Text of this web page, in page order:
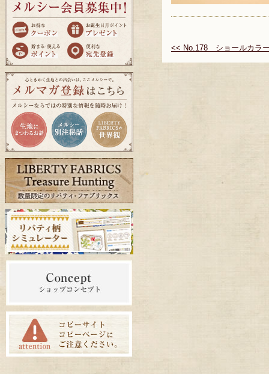
<< No.178 ショールカラ